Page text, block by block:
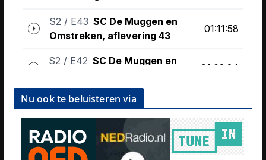
Nu ook te beluisteren via